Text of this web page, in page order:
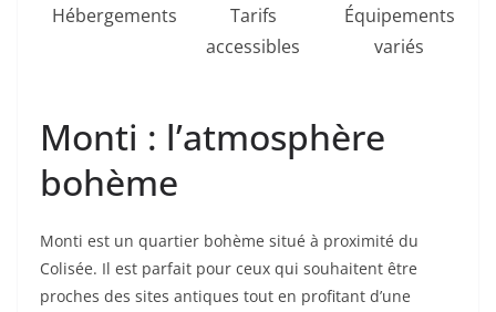
Hébergements
Tarifs
accessibles
Équipements
variés
Monti : l’atmosphère
bohème
Monti est un quartier bohème situé à proximité du
Colisée. Il est parfait pour ceux qui souhaitent être
proches des sites antiques tout en profitant d’une